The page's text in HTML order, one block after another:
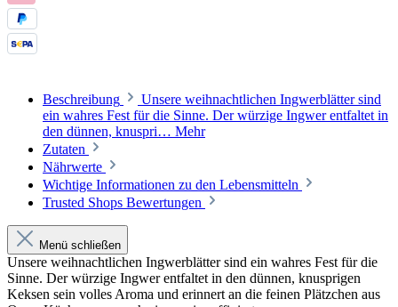
Beschreibung
Unsere weihnachtlichen Ingwerblätter sind
ein wahres Fest für die Sinne. Der würzige Ingwer entfaltet in
den dünnen, knuspri… Mehr
Zutaten
Nährwerte
Wichtige Informationen zu den Lebensmitteln
Trusted Shops Bewertungen
Menü schließen
Unsere weihnachtlichen Ingwerblätter sind ein wahres Fest für die
Sinne. Der würzige Ingwer entfaltet in den dünnen, knusprigen
Keksen sein volles Aroma und erinnert an die feinen Plätzchen aus